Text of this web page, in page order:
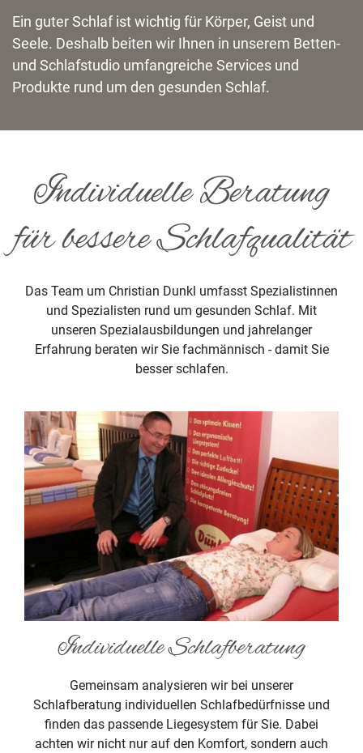
Ein guter Schlaf ist wichtig für Körper, Geist und
Seele. Deshalb beiten wir Ihnen in unserem Betten-
und Schlafstudio umfangreiche Services und
Produkte rund um den gesunden Schlaf.
Individuelle Beratung
für bessere Schlafqualität
Das Team um Christian Dunkl umfasst Spezialistinnen
und Spezialisten rund um gesunden Schlaf. Mit
unseren Spezialausbildungen und jahrelanger
Erfahrung beraten wir Sie fachmännisch - damit Sie
besser schlafen.
Individuelle Schlafberatung
Gemeinsam analysieren wir bei unserer
Schlafberatung individuellen Schlafbedürfnisse und
finden das passende Liegesystem für Sie. Dabei
achten wir nicht nur auf den Komfort, sondern auch